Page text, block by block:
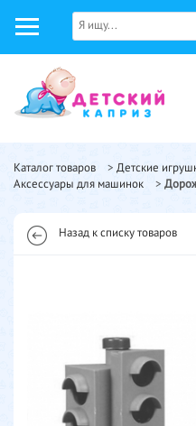
Каталог товаров > Детские
Аксессуары для машинок
>
Назад к списку товаров